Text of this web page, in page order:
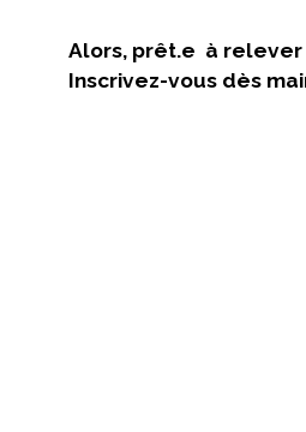
Alors, prêt.e à
Inscrivez-vous dès